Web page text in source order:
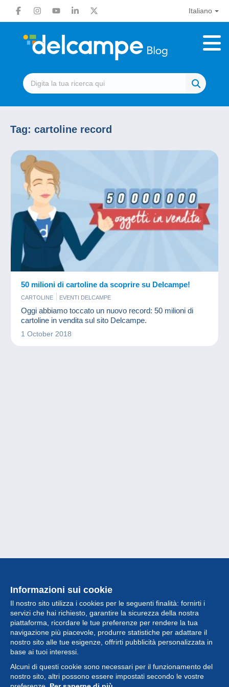
Italiano
Tag: cartoline record
50 milioni di cartoline da scoprire su Delcampe!
CARTOLINE EVENTI DELCAMPE
Oggi abbiamo toccato un nuovo record: 50 milioni di
cartoline in vendita sul sito Delcampe.
1 October 2018
Informazioni sui cookie
Il nostro sito utilizza i cookies per le seguenti finalità: fornirti i
servizi che hai richiesto, garantire la sicurezza della nostra
piattaforma, ricordare le tue preferenze per rendere la tua
navigazione più piacevole, produrre statistiche per adattare il
nostro sito alle tue esigenze, offrirti pubblicità personalizzata in
base ai tuoi interessi.
Alcuni di questi cookie sono necessari per il funzionamento del
nostro sito, altri possono essere impostati secondo le vostre
Collezione
Novità